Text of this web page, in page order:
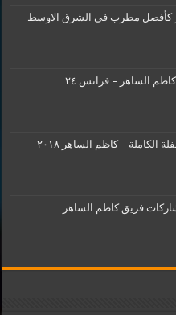
كأفضل مطرب في الشرق الاوسط
الساهر – فرانس ٢٤
– كاظم الساهر ٢٠١٨